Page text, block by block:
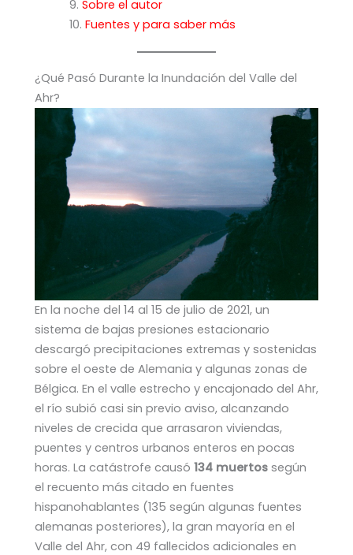
Sobre el autor
Fuentes y para saber más
¿Qué Pasó Durante la Inundación del Valle del
Ahr?
En la noche del 14 al 15 de julio de 2021, un
sistema de bajas presiones estacionario
descargó precipitaciones extremas y sostenidas
sobre el oeste de Alemania y algunas zonas de
Bélgica. En el valle estrecho y encajonado del Ahr,
el río subió casi sin previo aviso, alcanzando
niveles de crecida que arrasaron viviendas,
puentes y centros urbanos enteros en pocas
horas. La catástrofe causó 134 muertos según
el recuento más citado en fuentes
hispanohablantes (135 según algunas fuentes
alemanas posteriores), la gran mayoría en el
Valle del Ahr, con 49 fallecidos adicionales en